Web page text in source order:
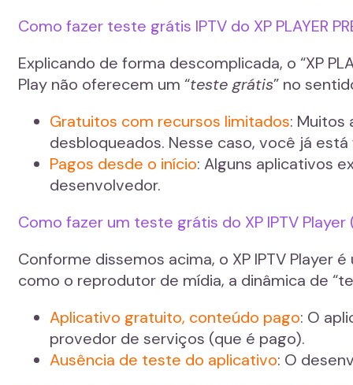
Como fazer teste grátis IPTV do XP PLAYER
Explicando de forma descomplicada, o “XP
Play não oferecem um “teste grátis” no
Gratuitos com recursos limitados: Muitos
desbloqueados. Nesse caso, você já
Pagos desde o início: Alguns aplicativos
desenvolvedor.
Como fazer um teste grátis do XP IPTV
Conforme dissemos acima, o XP IPTV Player
como o reprodutor de mídia, a dinâmica de
Aplicativo gratuito, conteúdo pago: O
provedor de serviços (que é pago).
Ausência de teste do aplicativo: O